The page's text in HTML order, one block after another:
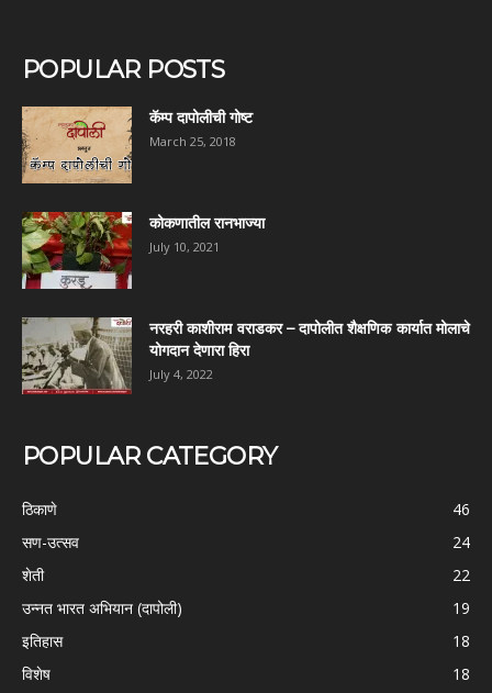
POPULAR POSTS
कॅम्प दापोलीची गोष्ट
March 25, 2018
कोकणातील रानभाज्या
July 10, 2021
नरहरी काशीराम वराडकर – दापोलीत शैक्षणिक कार्यात मोलाचे
योगदान देणारा हिरा
July 4, 2022
POPULAR CATEGORY
ठिकाणे
46
सण-उत्सव
24
शेती
22
उन्नत भारत अभियान (दापोली)
19
इतिहास
18
विशेष
18